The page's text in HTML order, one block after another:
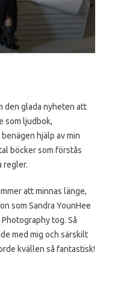
den glada nyheten att
som ljudbok,
hjälp av min
böcker som förstås
regler.
att minnas länge,
som Sandra YounHee
tog. Så
med mig och särskilt
kvällen så fantastisk!